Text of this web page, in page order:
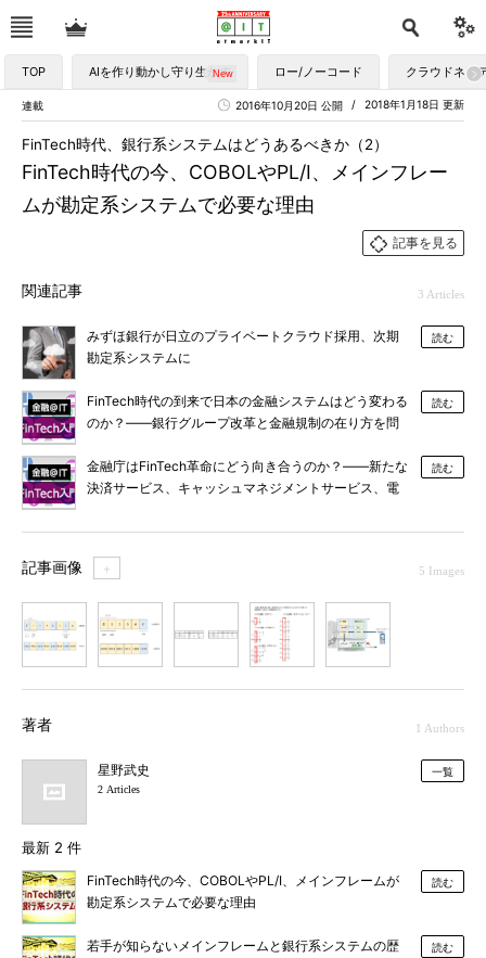
TOP AIを作り動かし守り生かす ロー/ノーコード クラウドネイ
連載 2018年1月18日 更新
2016年10月20日 公開
FinTech時代の今、COBOLやPL/I、メインフレー
ムが勘定系システムで必要な理由
FinTech時代、銀行系システムはどうあるべきか（2）
記事を見る
関連記事 3 Articles
みずほ銀行が日立のプライベートクラウド採用、次期
勘定系システムに
読む
FinTech時代の到来で日本の金融システムはどう変わる
のか？――銀行グループ改革と金融規制の在り方を問
読む
金融庁はFinTech革命にどう向き合うのか？――新たな
決済サービス、キャッシュマネジメントサービス、電
て規制改正
読む
記事画像 ＋ 5 Images
著者 1 Authors
星野武史
2 Articles
一覧
最新 2 件
FinTech時代の今、COBOLやPL/I、メインフレームが
勘定系システムで必要な理由
読む
若手が知らないメインフレームと銀行系システムの歴
読む